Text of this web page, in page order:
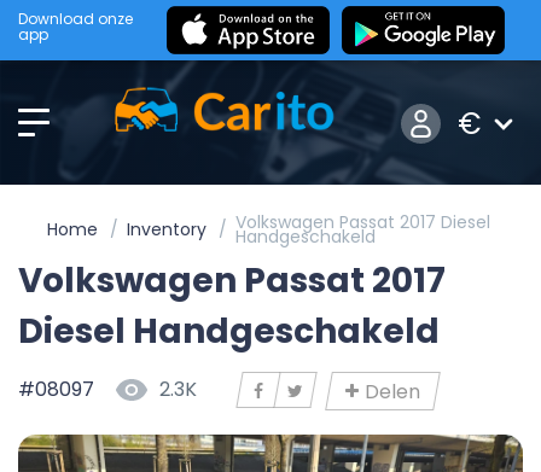
Download onze
app
€
Home Inventory Volkswagen Passat 2017 Diesel
Handgeschakeld
Volkswagen Passat 2017
Diesel Handgeschakeld
#08097 2.3K Delen